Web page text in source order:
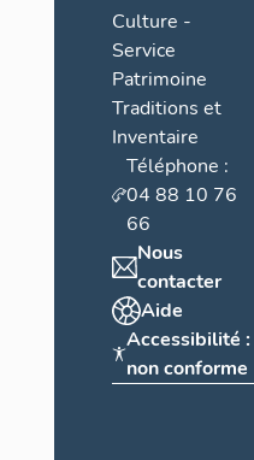
Culture -
Service
Patrimoine
Traditions et
Inventaire
Téléphone :
04 88 10 76
66
Nous
contacter
Aide
Accessibilité :
non conforme